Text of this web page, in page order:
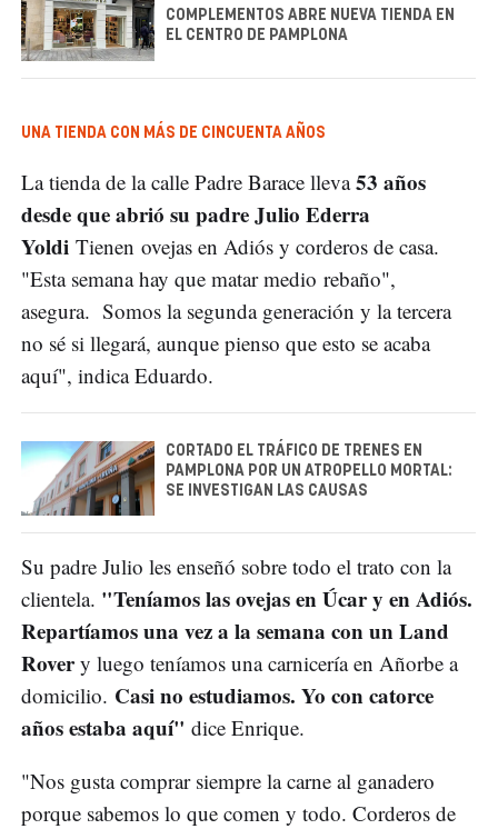
COMPLEMENTOS ABRE NUEVA TIENDA EN
EL CENTRO DE PAMPLONA
UNA TIENDA CON MÁS DE CINCUENTA AÑOS
La tienda de la calle Padre Barace lleva53 años
desde que abrió su padre Julio Ederra
Yoldi Tienen ovejas en Adiós y corderos de casa.
"Esta semana hay que matar medio rebaño",
asegura. Somos la segunda generación y la tercera
no sé si llegará, aunque pienso que esto se acaba
aquí", indica Eduardo.
CORTADO EL TRÁFICO DE TRENES EN
PAMPLONA POR UN ATROPELLO MORTAL:
SE INVESTIGAN LAS CAUSAS
Su padre Julio les enseñó sobre todo el trato con la
clientela. "Teníamos las ovejas en Úcar y en Adiós.
Repartíamos una vez a la semana con un Land
Rovery luego teníamos una carnicería en Añorbe a
domicilio. Casi no estudiamos. Yo con catorce
años estaba aquí" dice Enrique.
"Nos gusta comprar siempre la carne al ganadero
porque sabemos lo que comen y todo. Corderos de